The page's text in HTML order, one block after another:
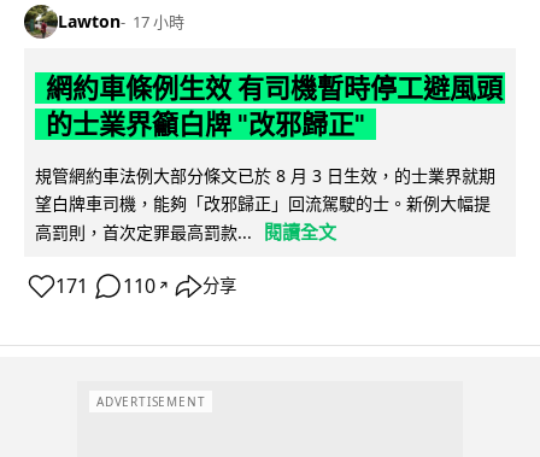
Lawton 17 小時
網約車條例生效 有司機暫時停工避風頭
的士業界籲白牌 "改邪歸正"
規管網約車法例大部分條文已於 8 月 3 日生效，的士業界就期
望白牌車司機，能夠「改邪歸正」回流駕駛的士。新例大幅提
高罰則，首次定罪最高罰款...
閱讀全文
171 110 ↗ 分享
ADVERTISEMENT